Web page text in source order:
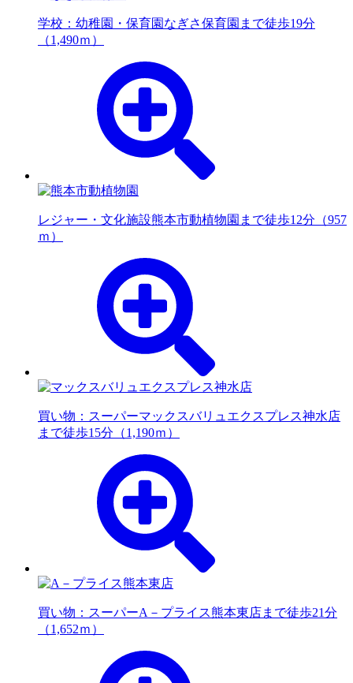
学校：幼稚園・保育園 なぎさ保育園まで徒歩19分
（1,490ｍ）
レジャー・文化施設熊本市動植物園まで徒歩12分（957
ｍ）
買い物：スーパーマックスバリュエクスプレス神水店
まで徒歩15分（1,190ｍ）
買い物：スーパーA－プライス熊本東店まで徒歩21分
（1,652ｍ）